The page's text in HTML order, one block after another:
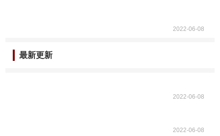
2022-06-08
最新更新
2022-06-08
2022-06-08